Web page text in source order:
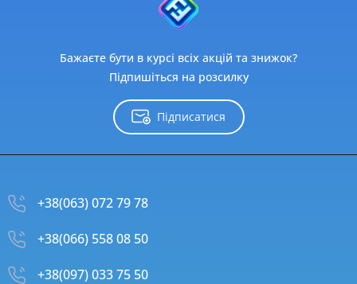
Бажаєте бути в курсі всіх акцій та знижок?
Підпишіться на розсилку
Підписатися
+38(063) 072 79 78
+38(066) 558 08 50
+38(097) 033 75 50